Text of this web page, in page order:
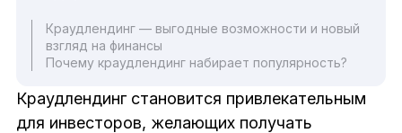
Краудлендинг — выгодные возможности и новый
взгляд на финансы
Почему краудлендинг набирает популярность?
Краудлендинг становится привлекательным
для инвесторов, желающих получать